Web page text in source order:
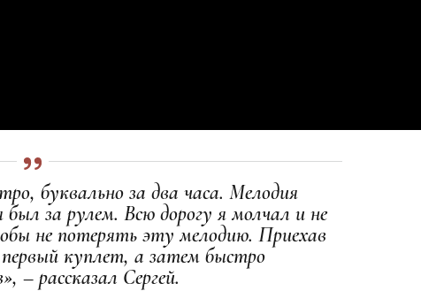
буквально за два часа. Мелодия
был за рулем. Всю дорогу я молчал и не
не потерять эту мелодию. Приехав
куплет, а затем быстро
– рассказал Сергей.